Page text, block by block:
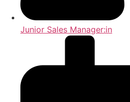
Junior Sales Manager:in